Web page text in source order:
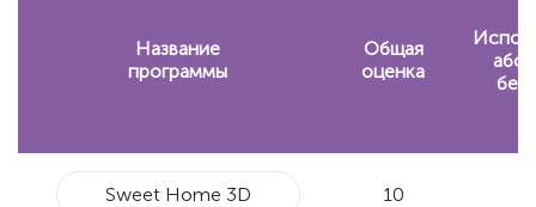
Название
программы
Общая
оценка
Sweet Home 3D 10